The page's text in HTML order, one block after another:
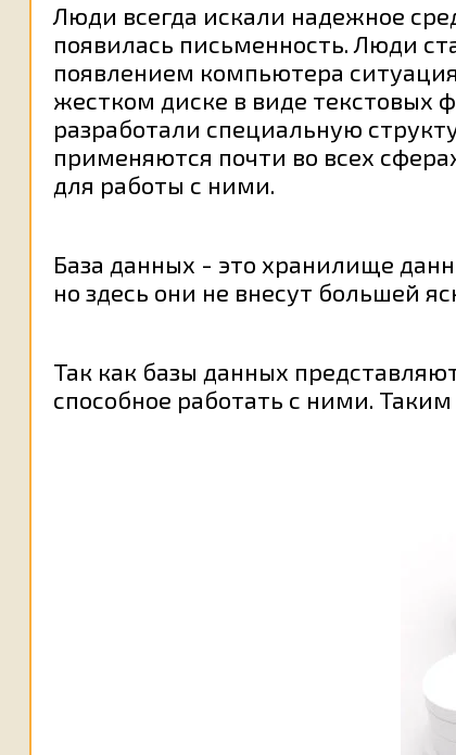
Люди всегда искали надежное
появилась письменность. Люди
появлением компьютера
жестком диске в виде текстовых
разработали специальную
применяются почти во всех
для работы с ними.
База данных - это хранилище
но здесь они не внесут большей
Так как базы данных
способное работать с ними.